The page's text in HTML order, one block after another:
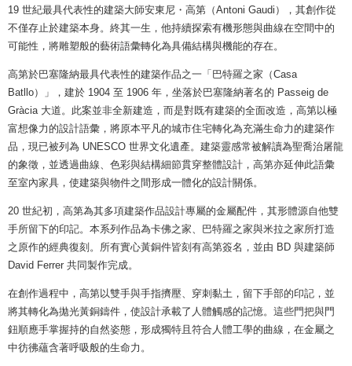
19 世紀最具代表性的建築大師安東尼・高第（Antoni Gaudi），其創作從
不僅存止於建築本身。終其一生，他持續探索有機形態與曲線在空間中的
可能性，將雕塑般的藝術語彙轉化為具備結構與機能的存在。
高第於巴塞隆納最具代表性的建築作品之一「巴特羅之家（Casa
Batllo）」，建於 1904 至 1906 年，坐落於巴塞隆納著名的 Passeig de
Gràcia 大道。此案並非全新建造，而是對既有建築的全面改造，高第以極
富想像力的設計語彙，將原本平凡的城市住宅轉化為充滿生命力的建築作
品，現已被列為 UNESCO 世界文化遺產。建築靈感常被解讀為聖喬治屠龍
的象徵，並透過曲線、色彩與結構細節貫穿整體設計，高第亦延伸此語彙
至室內家具，使建築與物件之間形成一體化的設計關係。
20 世紀初，高第為其多項建築作品設計專屬的金屬配件，其形體源自他雙
手所留下的印記。本系列作品為卡佛之家、巴特羅之家與米拉之家所打造
之原作的經典復刻。所有實心黃銅件皆刻有高第簽名，並由 BD 與建築師
David Ferrer 共同製作完成。
在創作過程中，高第以雙手與手指擠壓、穿刺黏土，留下手部的印記，並
將其轉化為拋光黃銅鑄件，使設計承載了人體觸感的記憶。這些門把與門
鈕順應手掌握持的自然姿態，形成獨特且符合人體工學的曲線，在金屬之
中彷彿蘊含著呼吸般的生命力。